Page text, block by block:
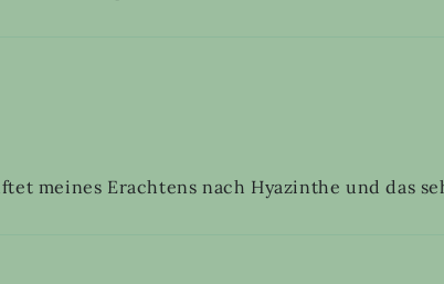
meines Erachtens nach Hyazinthe und das